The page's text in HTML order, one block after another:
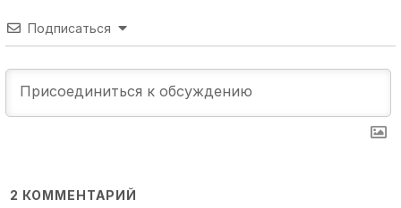
Подписаться
2 КОММЕНТАРИЙ